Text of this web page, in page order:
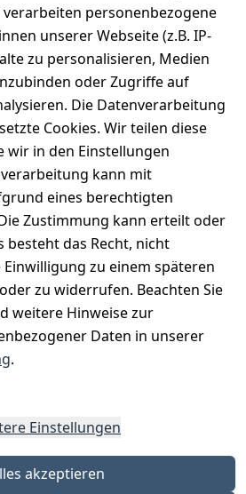
Artikel mehr in dieser
gefunden, was Sie suchen?
Artikel durchsuchen
personenbezogene
unserer Webseite (z.B. IP-
zu personalisieren, Medien
oder Zugriffe auf
Die Datenverarbeitung
Cookies. Wir teilen diese
wir in den Einstellungen
kann mit
eines berechtigten
Zustimmung kann erteilt oder
besteht das Recht, nicht
zu einem späteren
zu widerrufen. Beachten Sie
weitere Hinweise zur
Daten in unserer
.
Einstellungen
akzeptieren
Zahlungsm
öglichkeite
n
Vorkasse
PayPal
Versanddie
nstleister
Post